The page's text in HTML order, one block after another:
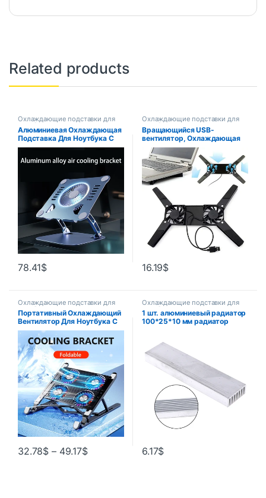
Related products
Охлаждающие подставки для
ноутбуков
Алюминиевая Охлаждающая
Подставка Для Ноутбука С
Вентилятором Для MacBook
Универсальный Кронштейн …
78.41$
Охлаждающие подставки для
ноутбуков
Вращающийся USB-
вентилятор, Охлаждающая
Подставка, Двойные
Вентиляторы, Кулер Для
Ноутбуков Для ПК С
Диагональю 10–17 Дюймов
16.19$
Охлаждающие подставки для
ноутбуков
Портативный Охлаждающий
Вентилятор Для Ноутбука С
2/4 Вентиляторами
Бесшумная Система
Охлаждения RGB Для
Игрового Ноутбука Ун…
32.78$ – 49.17$
Охлаждающие подставки для
ноутбуков
1 шт. алюминиевый радиатор
100*25*10 мм радиатор
6.17$